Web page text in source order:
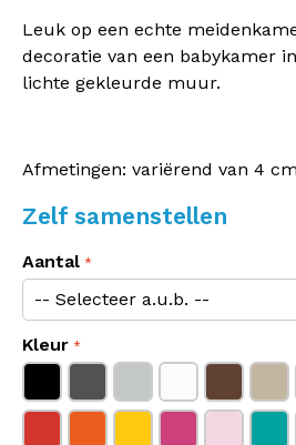
Leuk op een echte
decoratie van een babykamer
lichte gekleurde muur.
Afmetingen: variërend van 4
Zelf samenstellen
Aantal
Kleur